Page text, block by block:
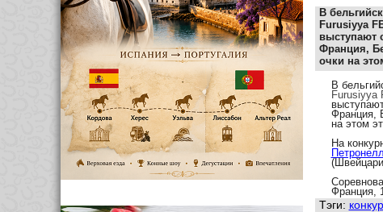
В
Furusiyya
выступают
Франция,
очки на
В
Furusiyya
Франция,
на этом
На
Франция,
Тэги: конкур